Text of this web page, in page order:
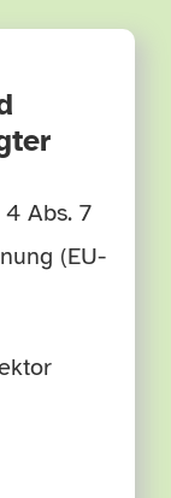
Abs. 7
(EU-